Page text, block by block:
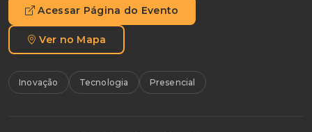
Acessar Página do Evento
Ver no Mapa
Inovação Tecnologia Presencial